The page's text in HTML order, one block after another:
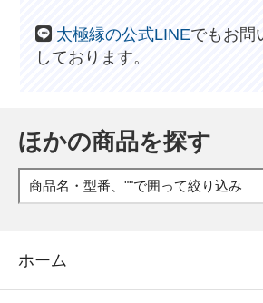
太極縁の公式LINEでもお問
しております。
ほかの商品を探す
ホーム